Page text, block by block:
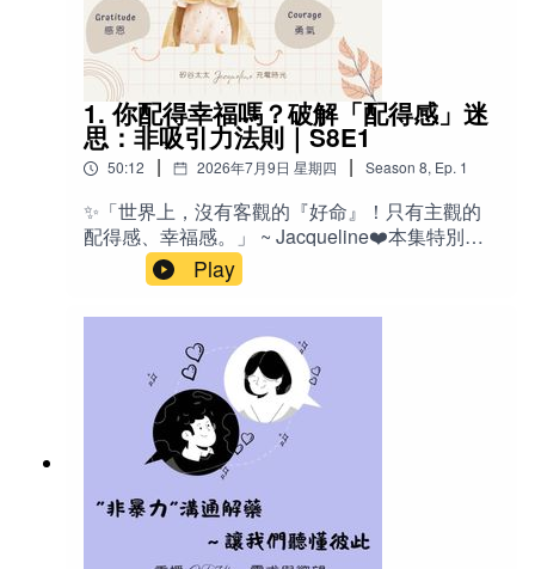
少被討論，卻深深影響人生品質的心理狀態有關
～配得感（Sense of Deservingness）。本集節
目延續上一集內容，進一步探討配得感背後更深
層的心理機制，以及它如何影響我們對幸福、成
功、失敗、人際關係與人生挑戰的感受。節目中
除了引用孟子《天將降大任於斯人也》的智慧，
也分享神經外科醫師 Dr. Michael Egnor 對自由意
志、意識與靈魂的研究觀點，並比較「配得
感」、「價值感」、「應得感」與「該得感」四
種人生狀態，幫助我們重新理解：真正決定幸福
的，並不是外在發生了什麼，而是我們是否有能
受的一切，都正在默默擴充你承接幸福的容量。
🔤 英文Sense of Deservingness 配得
感 Sense of Worthiness 價值感 Sense of
Entitlement 應得感 Homeostasis 體內恆
定、體內穩態 Arousal 喚醒狀態、清醒程
度 Movement 動作控制 Perceiving 感
知、知覺 Memory 記
憶 Emotion 情
緒 Pseudoscience 偽科學（作者主張可理
解為「未科學」）Free Will 自由意
1. 你配得幸福嗎？破解「配得感」迷
思：非吸引力法則｜S8E1
50:12 | 2026年7月9日 星期四 | Season 8, Ep. 1
✨「世界上，沒有客觀的『好命』！只有主觀的
配得感、幸福感。」 ~ Jacqueline❤️本集特別適
合：常覺得自己「不夠好」、「不值得被愛」的
人明明擁有很多，卻始終無法感到滿足與幸福的
人總是在感情中反覆測試對方、害怕失去的人容
易拖延、自我設限、自我破壞（Self-Sabotage）
的人對吸引力法則、顯化（Manifestation）、身
心靈、自我成長有興趣，但希望有更深入思辨的
人正在尋找人生方向、職涯定位或思考「真正想
要的是什麼」的人父母、教育工作者，以及想了
解孩子天賦與內在動力的人想建立真正自信，而
不是靠自我催眠獲得短暫信心的人✍️ 你真的相信
「只要相信自己值得，就能得到一切」嗎？近年
來，「配得感」成了自我成長圈最熱門的關鍵字
之一。但，也許我們一直誤會了它。真正的配得
Play